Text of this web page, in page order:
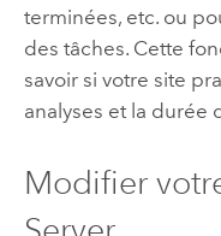
terminées, etc. ou
des tâches. Cette
savoir si votre site
analyses et la durée
Modifier